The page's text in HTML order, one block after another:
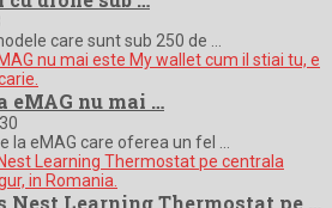
care sunt sub 250 de …
eMAG nu mai …
30
la eMAG care oferea un fel …
Nest Learning Thermostat pe …